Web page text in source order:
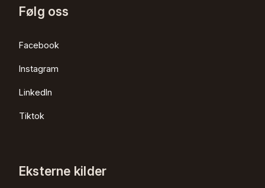
Følg oss
Facebook
Instagram
LinkedIn
Tiktok
Eksterne kilder